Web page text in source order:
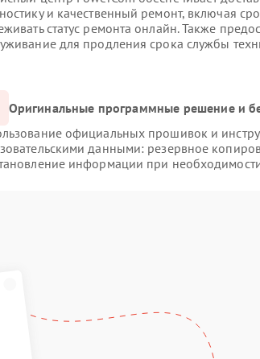
и качественный ремонт, включая
статус ремонта онлайн. Также
для продления срока службы
Оригинальные программные решение и
официальных прошивок и
данными: резервное
информации при